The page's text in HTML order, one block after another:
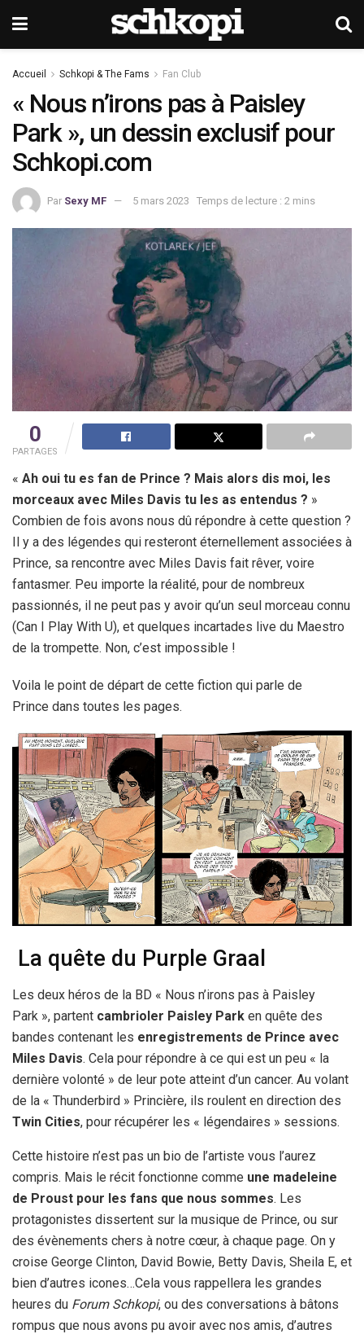
Accueil Schkopi & The Fams Fan Club
« Nous n’irons pas à Paisley
Park », un dessin exclusif pour
Schkopi.com
Par Sexy MF 5 mars 2023 Temps de lecture : 2 mins
0
PARTAGES
« Ah oui tu es fan de Prince ? Mais alors dis moi, les
morceaux avec Miles Davis tu les as entendus ? »
Combien de fois avons nous dû répondre à cette question ?
Il y a des légendes qui resteront éternellement associées à
Prince, sa rencontre avec Miles Davis fait rêver, voire
fantasmer. Peu importe la réalité, pour de nombreux
passionnés, il ne peut pas y avoir qu’un seul morceau connu
(Can I Play With U), et quelques incartades live du Maestro
de la trompette. Non, c’est impossible !
Voila le point de départ de cette fiction qui parle de
Prince dans toutes les pages.
La quête du Purple Graal
Les deux héros de la BD « Nous n’irons pas à Paisley
Park », partent cambrioler Paisley Park en quête des
bandes contenant les enregistrements de Prince avec
Miles Davis. Cela pour répondre à ce qui est un peu « la
dernière volonté » de leur pote atteint d’un cancer. Au volant
de la « Thunderbird » Princière, ils roulent en direction des
Twin Cities, pour récupérer les « légendaires » sessions.
Cette histoire n’est pas un bio de l’artiste vous l’aurez
compris. Mais le récit fonctionne comme une madeleine
de Proust pour les fans que nous sommes. Les
protagonistes dissertent sur la musique de Prince, ou sur
des évènements chers à notre cœur, à chaque page. On y
croise George Clinton, David Bowie, Betty Davis, Sheila E, et
bien d’autres icones…Cela vous rappellera les grandes
heures du Forum Schkopi, ou des conversations à bâtons
rompus que nous avons pu avoir avec nos amis, d’autres